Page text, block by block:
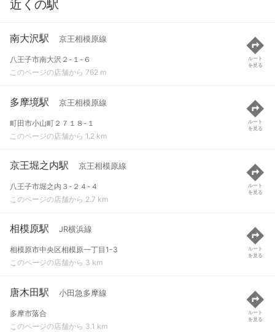
近くの駅
南大沢駅 京王相模原線
八王子市南大沢２-１-６
このページの店舗から 762 m
ルート
を見る
多摩境駅 京王相模原線
町田市小山町２７１８-１
このページの店舗から 1.2 km
ルート
を見る
京王堀之内駅 京王相模原線
八王子市堀之内３-２４-４
このページの店舗から 2.7 km
ルート
を見る
相模原駅 JR横浜線
相模原市中央区相模原一丁目1-3
このページの店舗から 3 km
ルート
を見る
唐木田駅 小田急多摩線
多摩市落合
このページの店舗から 3.1 km
ルート
を見る